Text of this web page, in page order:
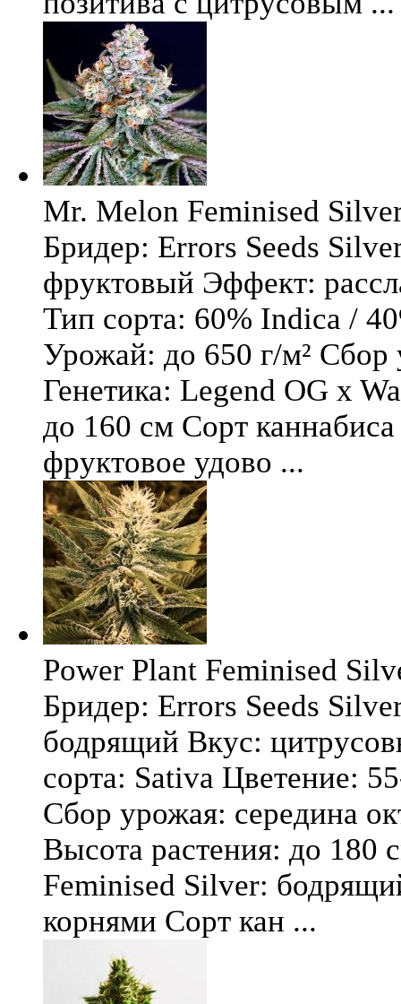
Mr. Melon Feminised
Бридер: Errors Seeds
фруктовый Эффект:
Тип сорта: 60% Indica /
Урожай: до 650 г/м² Сбор
Генетика: Legend OG x
до 160 см Сорт
фруктовое удово ...
Power Plant Feminised
Бридер: Errors Seeds
бодрящий Вкус:
сорта: Sativa Цветение:
Сбор урожая: середина
Высота растения: до 180
Feminised Silver:
корнями Сорт кан ...